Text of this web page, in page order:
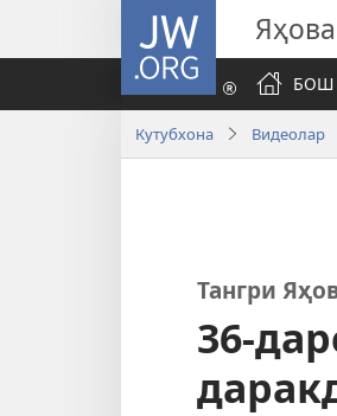
JW.ORG
БОШ
Кутубхона Видеолар
Тангри
36-